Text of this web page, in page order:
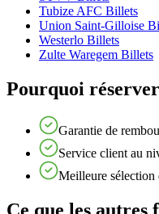
Tubize AFC Billets
Union Saint-Gilloise
Westerlo Billets
Zulte Waregem Billets
Pourquoi
Garantie de
Service client au
Meilleure